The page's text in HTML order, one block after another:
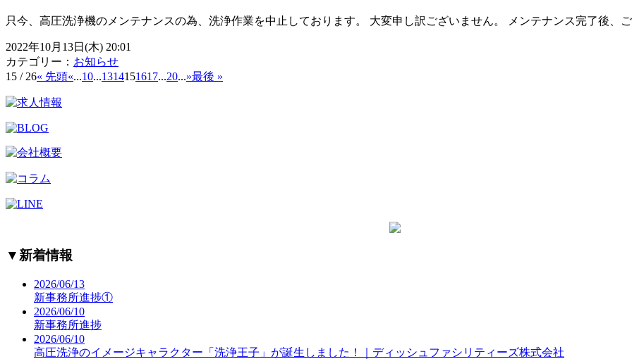
只今、高圧洗浄機のメンテナンスの為、洗浄作業を中止しております。 大変申し訳ございません。 メンテナンス完了後、ご
2022年10月13日(木) 20:01
カテゴリー： お知らせ
15 / 26« 先頭«...10...1314151617...20...»最後 »
▼ 新着情報
2026/06/13
新事務所進捗①
2026/06/10
新事務所進捗
2026/06/10
高圧洗浄のイメージキャラクター「洗浄王子」が誕生しました！｜ディッシュファシリティーズ株式会社